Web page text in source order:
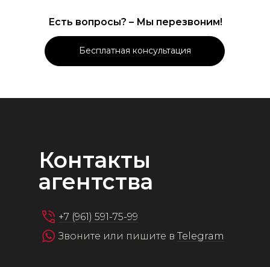
Есть вопросы? – Мы перезвоним!
Бесплатная консультация
Контакты
агентства
+7 (961) 591-75-99
Звоните или пишите в Telegram